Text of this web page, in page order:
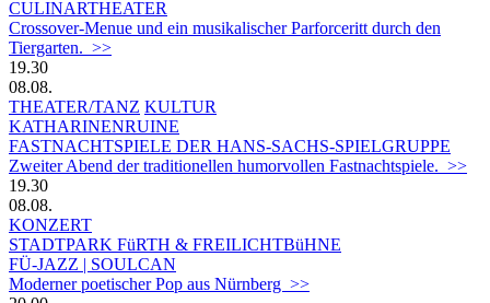
CULINARTHEATER
Crossover-Menue und ein musikalischer Parforceritt durch den
Tiergarten. >>
19.30
08.08.
THEATER/TANZ KULTUR
KATHARINENRUINE
FASTNACHTSPIELE DER HANS-SACHS-SPIELGRUPPE
Zweiter Abend der traditionellen humorvollen Fastnachtspiele. >>
19.30
08.08.
KONZERT
STADTPARK FüRTH & FREILICHTBüHNE
FÜ-JAZZ | SOULCAN
Moderner poetischer Pop aus Nürnberg >>